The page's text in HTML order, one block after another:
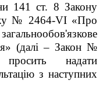
141
ст. 8 Закону
№ 2464-VI «Про
(далі – Закон №
надати
з наступних